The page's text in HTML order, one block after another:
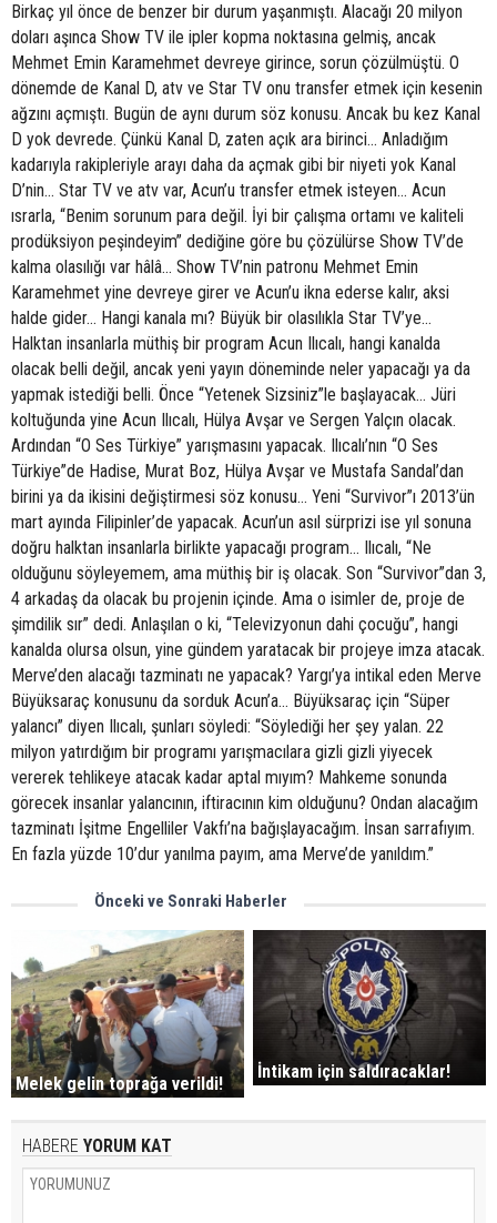
Birkaç yıl önce de benzer bir durum yaşanmıştı. Alacağı 20 milyon
doları aşınca Show TV ile ipler kopma noktasına gelmiş, ancak
Mehmet Emin Karamehmet devreye girince, sorun çözülmüştü. O
dönemde de Kanal D, atv ve Star TV onu transfer etmek için kesenin
ağzını açmıştı. Bugün de aynı durum söz konusu. Ancak bu kez Kanal
D yok devrede. Çünkü Kanal D, zaten açık ara birinci… Anladığım
kadarıyla rakipleriyle arayı daha da açmak gibi bir niyeti yok Kanal
D’nin… Star TV ve atv var, Acun’u transfer etmek isteyen… Acun
ısrarla, “Benim sorunum para değil. İyi bir çalışma ortamı ve kaliteli
prodüksiyon peşindeyim” dediğine göre bu çözülürse Show TV’de
kalma olasılığı var hâlâ… Show TV’nin patronu Mehmet Emin
Karamehmet yine devreye girer ve Acun’u ikna ederse kalır, aksi
halde gider… Hangi kanala mı? Büyük bir olasılıkla Star TV’ye…
Halktan insanlarla müthiş bir program Acun Ilıcalı, hangi kanalda
olacak belli değil, ancak yeni yayın döneminde neler yapacağı ya da
yapmak istediği belli. Önce “Yetenek Sizsiniz”le başlayacak… Jüri
koltuğunda yine Acun Ilıcalı, Hülya Avşar ve Sergen Yalçın olacak.
Ardından “O Ses Türkiye” yarışmasını yapacak. Ilıcalı’nın “O Ses
Türkiye”de Hadise, Murat Boz, Hülya Avşar ve Mustafa Sandal’dan
birini ya da ikisini değiştirmesi söz konusu… Yeni “Survivor”ı 2013’ün
mart ayında Filipinler’de yapacak. Acun’un asıl sürprizi ise yıl sonuna
doğru halktan insanlarla birlikte yapacağı program… Ilıcalı, “Ne
olduğunu söyleyemem, ama müthiş bir iş olacak. Son “Survivor”dan 3,
4 arkadaş da olacak bu projenin içinde. Ama o isimler de, proje de
şimdilik sır” dedi. Anlaşılan o ki, “Televizyonun dahi çocuğu”, hangi
kanalda olursa olsun, yine gündem yaratacak bir projeye imza atacak.
Merve’den alacağı tazminatı ne yapacak? Yargı’ya intikal eden Merve
Büyüksaraç konusunu da sorduk Acun’a… Büyüksaraç için “Süper
yalancı” diyen Ilıcalı, şunları söyledi: “Söylediği her şey yalan. 22
milyon yatırdığım bir programı yarışmacılara gizli gizli yiyecek
vererek tehlikeye atacak kadar aptal mıyım? Mahkeme sonunda
görecek insanlar yalancının, iftiracının kim olduğunu? Ondan alacağım
tazminatı İşitme Engelliler Vakfı’na bağışlayacağım. İnsan sarrafıyım.
En fazla yüzde 10’dur yanılma payım, ama Merve’de yanıldım.”
Önceki ve Sonraki Haberler
Melek gelin toprağa verildi!
İntikam için saldıracaklar!
HABERE YORUM KAT